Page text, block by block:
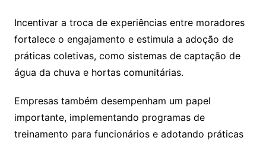
Incentivar a troca de experiências entre moradores
fortalece o engajamento e estimula a adoção de
práticas coletivas, como sistemas de captação de
água da chuva e hortas comunitárias.
Empresas também desempenham um papel
importante, implementando programas de
treinamento para funcionários e adotando práticas